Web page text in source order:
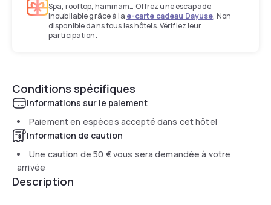
Spa, rooftop, hammam… Offrez une escapade
inoubliable grâce à la e-carte cadeau Dayuse. Non
disponible dans tous les hôtels. Vérifiez leur
participation.
Conditions spécifiques
Informations sur le paiement
Paiement en espèces accepté dans cet hôtel
Information de caution
Une caution de50 €vous sera demandée à votre
arrivée
Description